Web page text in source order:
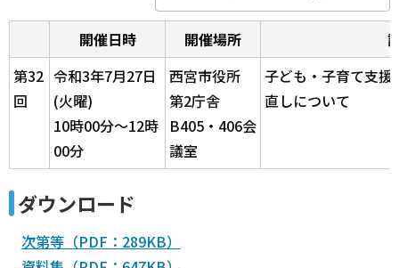
開催日時 開催場所
第32
回
令和3年7月27日
(火曜)
10時00分～12時
00分
西宮市役所
第2庁舎
B405・406会
議室
子ども・子育て支
直しについて
ダウンロード
次第等（PDF：289KB）